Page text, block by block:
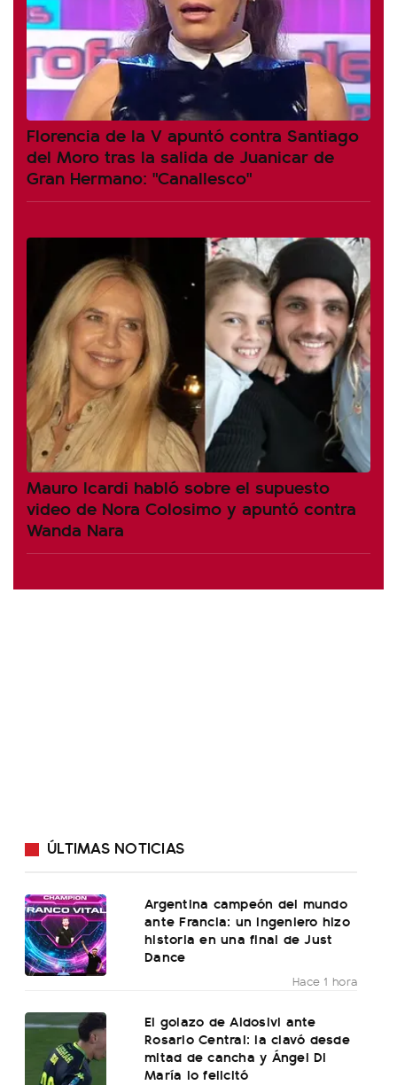
Florencia de la V apuntó contra Santiago
del Moro tras la salida de Juanicar de
Gran Hermano: "Canallesco"
Mauro Icardi habló sobre el supuesto
video de Nora Colosimo y apuntó contra
Wanda Nara
ÚLTIMAS NOTICIAS
Argentina campeón del mundo
ante Francia: un ingeniero hizo
historia en una final de Just
Dance
Hace 1 hora
El golazo de Aldosivi ante
Rosario Central: la clavó desde
mitad de cancha y Ángel Di
María lo felicitó